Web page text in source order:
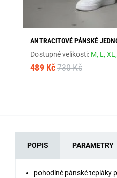
ANTRACITOVÉ PÁNSKÉ
Dostupné velikosti: M, L,XL,
489 Kč 730 Kč
POPIS PARAMETRY
pohodlné pánské tepláky